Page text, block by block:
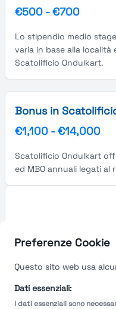
Preferenze Cookie
Questo sito web usa
Dati essenziali:
I dati essenziali sono
€500 -€700
Lo stipendio medio
varia in base alla
Scatolificio Ondulkart.
Bonus in
€1,100 -€14,000
Scatolificio Ondulkart
ed MBO annuali legati al